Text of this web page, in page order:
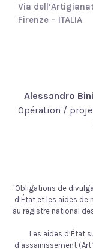
Via
Firenze – ITALIA
Alessandro
Opération /
“Obligations de
d’État et les aides
au registre national
Les aides d’État
d’assainissement